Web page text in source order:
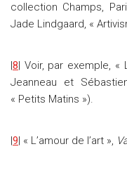
collection Champs,
Jade Lindgaard, «
|8| Voir, par exemple, «
Jeanneau et
« Petits Matins »).
|9| « L’amour de l’art »,